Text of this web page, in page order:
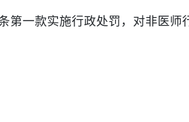
第一款实施行政处罚，对非医师